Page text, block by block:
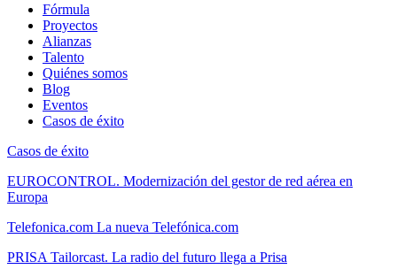
Fórmula
Proyectos
Alianzas
Talento
Quiénes somos
Blog
Eventos
Casos de éxito
Casos de éxito
EUROCONTROL. Modernización del gestor de red aérea en
Europa
Telefonica.com La nueva Telefónica.com
PRISA Tailorcast. La radio del futuro llega a Prisa